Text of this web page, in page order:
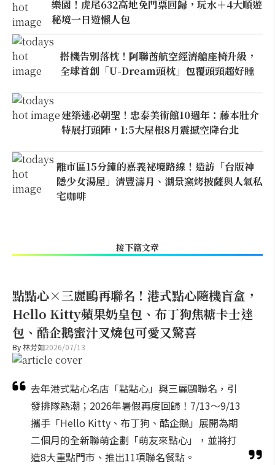
樂園！虎尾632高地免門票回歸，玩水＋4大順遊
秘境一日遊懶人包
搭機告別落枕！阿聯酋航空經濟艙座椅升級，
全球首創「U-Dream頭枕」包覆頭頸超好睡
建築迷必朝聖！忠泰美術館10週年：藤本壯介
特展打頭陣，1:5大屋根8月震撼空降台北
離市區15分鐘的嘉義祕境路線！造訪「台版神
隱少女湯屋」清豐濤月、湖景窯烤披薩與人氣私
宅咖啡
接下篇文章
點點心×三麗鷗再聯名！港式點心隨機盲盒，
Hello Kitty蘋果奶皇包、布丁狗焦糖卡士達
包、酷企鵝蜜汁叉燒包可愛又驚喜
By林芳如2026/07/13
去年港式點心名店「點點心」與三麗鷗聯名，引
發排隊熱潮；2026年暑假再度回歸！7/13～9/13
攜手「Hello Kitty、布丁狗、酷企鵝」展開為期
二個月的全新聯萌企劃「萌友來點心」，並將打
造8大重點門市、推出11項聯名餐點。